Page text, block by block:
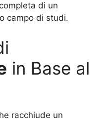
di un
campo di studi.
in Base al
racchiude un